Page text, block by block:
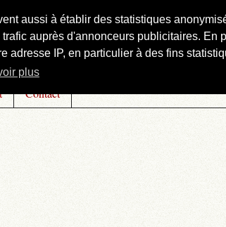
aussi à établir des statistiques
auprès d'annonceurs publicitaires. En
IP, en particulier à des fins
plus
Contact